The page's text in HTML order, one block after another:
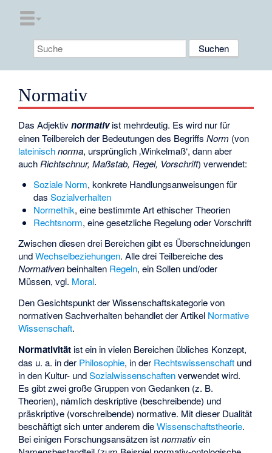
Normativ
Das Adjektivnormativist mehrdeutig. Es wird nur für
einen Teilbereich der Bedeutungen des BegriffsNorm (von
lateinisch norma, ursprünglich ‚Winkelmaß‘, dann aber
auchRichtschnur, Maßstab, Regel, Vorschrift) verwendet:
Soziale Norm, konkrete Handlungsanweisungen für
das Sozialverhalten
Normethik, eine bestimmte Art ethischer Theorien
Rechtsnorm, eine gesetzliche Regelung oder Vorschrift
Zwischen diesen drei Bereichen gibt es Überschneidungen
undWechselbeziehungen. Alle drei Teilbereiche des
Normativenbeinhalten Regeln, einSollen und/oder
Müssen, vgl. Moral.
Den Gesichtspunkt der Wissenschaftskategorie von
normativen Sachverhalten behandlet der Artikel Normative
Wissenschaft.
Normativität ist ein in vielen Bereichen übliches Konzept,
das u. a. in der Philosophie, in der Rechtswissenschaft und
in den Kultur- undSozialwissenschaftenverwendet wird.
Es gibt zwei große Gruppen von Gedanken (z. B.
Theorien), nämlich deskriptive (beschreibende) und
präskriptive (vorschreibende) normative. Mit dieser Dualität
beschäftigt sich unter anderem dieWissenschaftstheorie.
Bei einigen Forschungsansätzen istnormativein